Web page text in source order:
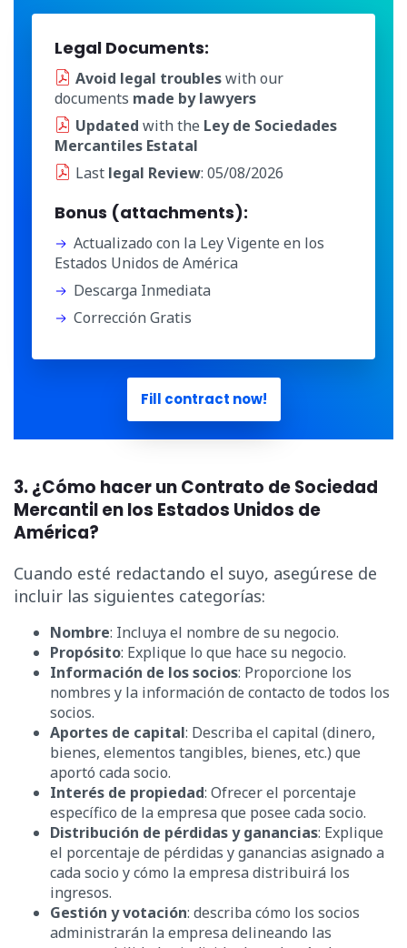
Legal Documents:
Avoid legal troubleswith our
documents made by lawyers
Updated with the Ley de Sociedades
Mercantiles Estatal
Last legal Review: 05/08/2026
Bonus (attachments):
Actualizado con la Ley Vigente en los
Estados Unidos de América
Descarga Inmediata
Corrección Gratis
Fill contract now!
3. ¿Cómo hacer un Contrato de Sociedad
Mercantil en los Estados Unidos de
América?
Cuando esté redactando el suyo, asegúrese de
incluir las siguientes categorías:
Nombre: Incluya el nombre de su negocio.
Propósito: Explique lo que hace su negocio.
Información de los socios: Proporcione los
nombres y la información de contacto de todos los
socios.
Aportes de capital: Describa el capital (dinero,
bienes, elementos tangibles, bienes, etc.) que
aportó cada socio.
Interés de propiedad: Ofrecer el porcentaje
específico de la empresa que posee cada socio.
Distribución de pérdidas y ganancias: Explique
el porcentaje de pérdidas y ganancias asignado a
cada socio y cómo la empresa distribuirá los
ingresos.
Gestión y votación: describa cómo los socios
administrarán la empresa delineando las